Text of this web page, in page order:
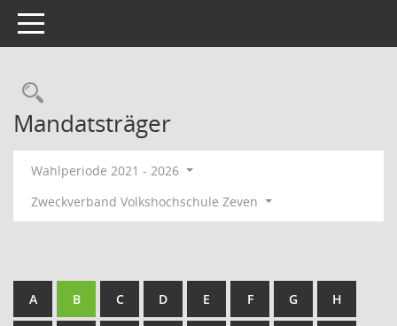
Toggle navigation
Rechercheauswahl
Mandatsträger
Wahlperiode 2021 - 2026
Zweckverband Volkshochschule Zeven
A B C D E F G H